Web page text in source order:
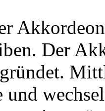
Der
und